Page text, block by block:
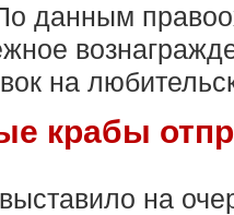
данным
на
крабы
на